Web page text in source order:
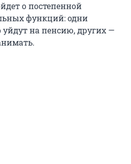
о постепенной
функций: одни
на пенсию, других —